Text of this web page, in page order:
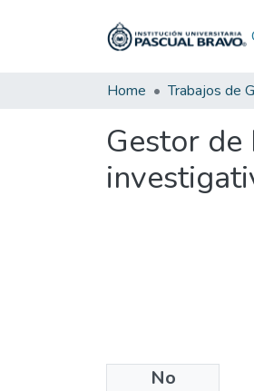
Home Trabajos de
Gestor
No